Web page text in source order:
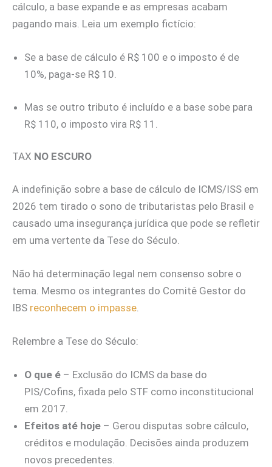
cálculo, a base expande e as empresas acabam
pagando mais. Leia um exemplo fictício:
Se a base de cálculo é R$ 100 e o imposto é de
10%, paga-se R$ 10.
Mas se outro tributo é incluído e a base sobe para
R$ 110, o imposto vira R$ 11.
TAX NO ESCURO
A indefinição sobre a base de cálculo de ICMS/ISS em
2026 tem tirado o sono de tributaristas pelo Brasil e
causado uma insegurança jurídica que pode se refletir
em uma vertente da Tese do Século.
Não há determinação legal nem consenso sobre o
tema. Mesmo os integrantes do Comitê Gestor do
IBS reconhecem o impasse.
Relembre a Tese do Século:
O que é – Exclusão do ICMS da base do
PIS/Cofins, fixada pelo STF como inconstitucional
em 2017.
Efeitos até hoje – Gerou disputas sobre cálculo,
créditos e modulação. Decisões ainda produzem
novos precedentes.